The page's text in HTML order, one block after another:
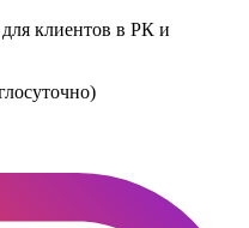
клиентов в РК и